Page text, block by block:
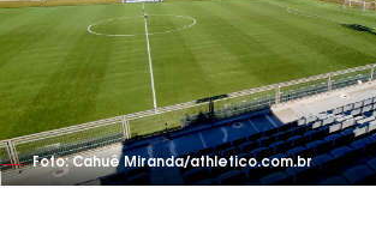
Foto: Cahuê Miranda/athletico.com.br